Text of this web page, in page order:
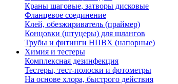
Краны шаговые, затворы дисковые
Фланцевое соединение
Клей, обезжириватель (праймер)
Концовки (штуцеры) для шлангов
Трубы и фитинги НПВХ (напорные)
Химия и тестеры
Комплексная дезинфекция
Тестеры, тест-полоски и фотометры
На основе хлора, быстрого действия